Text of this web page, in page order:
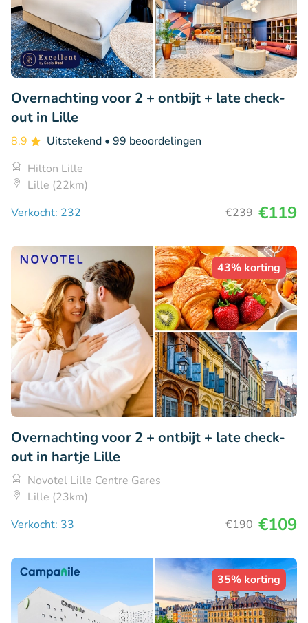
Overnachting voor 2 + ontbijt + late check-
out in Lille
8.9 Uitstekend • 99 beoordelingen
Hilton Lille
Lille (22km)
Verkocht: 232
€239 €119
43% korting
Overnachting voor 2 + ontbijt + late check-
out in hartje Lille
Novotel Lille Centre Gares
Lille (23km)
Verkocht: 33
€190 €109
35% korting